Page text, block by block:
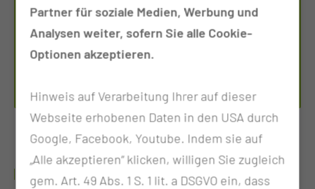
FORT- UND
WEITERBILDUNGSZENTRUM
Tel.:+49 355 46 79114
HERZLICH WILLKOMMEN!
Partner für soziale Medien, Werbung und
Analysen weiter, sofern Sie alle Cookie-
Optionen akzeptieren.
Hinweis auf Verarbeitung Ihrer auf dieser
Webseite erhobenen Daten in den USA durch
Google, Facebook, Youtube. Indem sie auf
„Alle akzeptieren“ klicken, willigen Sie zugleich
gem. Art. 49 Abs. 1 S. 1 lit. a DSGVO ein, dass